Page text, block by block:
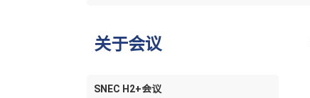
关于会议
SNEC H2+会议